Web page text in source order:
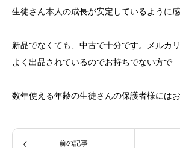
生徒さん本人の成長が安定しているように感
新品でなくても、中古で十分です。メルカ
よく出品されているのでお持ちでない方で
数年使える年齢の生徒さんの保護者様には
前の記事